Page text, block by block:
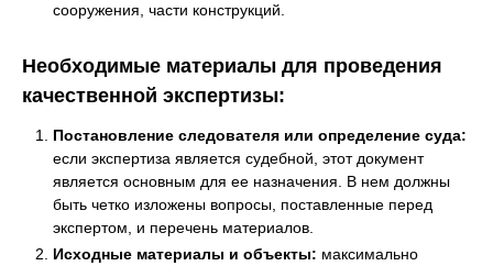
сооружения, части конструкций.
Необходимые материалы для проведения
качественной экспертизы:
Постановление следователя или определение суда:
если экспертиза является судебной, этот документ
является основным для ее назначения. В нем должны
быть четко изложены вопросы, поставленные перед
экспертом, и перечень материалов.
Исходные материалы и объекты: максимально